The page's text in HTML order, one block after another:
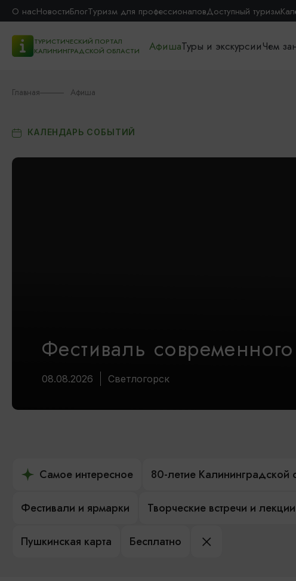
О насНовостиБлогТуризм для профессионаловДоступный туризм
ТУРИСТИЧЕСКИЙ ПОРТАЛ
КАЛИНИНГРАДСКОЙ ОБЛАСТИ
АфишаТуры и экскурсииЧем
Главная Афиша
КАЛЕНДАРЬ СОБЫТИЙ
Фестиваль
08.08.2026 Светлогорск
Самое интересное 80-летие Калининградской
Фестивали и ярмарки Творческие встречи и лекции
Пушкинская карта Бесплатно